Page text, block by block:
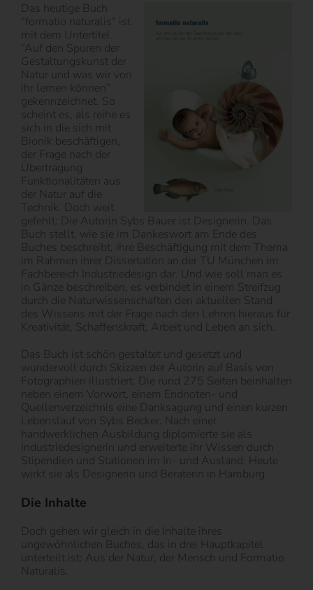
Das heutige Buch
“formatio naturalis“ ist
mit dem Untertitel
“Auf den Spuren der
Gestaltungskunst der
Natur und was wir von
ihr lernen können”
gekennzeichnet. So
scheint es, als reihe es
sich in die sich mit
Bionik beschäftigen,
der Frage nach der
Übertragung
Funktionalitäten aus
der Natur auf die
Technik. Doch weit
gefehlt: Die Autorin Sybs Bauer ist Designerin. Das
Buch stellt, wie sie im Dankeswort am Ende des
Buches beschreibt, ihre Beschäftigung mit dem Thema
im Rahmen ihrer Dissertation an der TU München im
Fachbereich Industriedesign dar. Und wie soll man es
in Gänze beschreiben, es verbindet in einem Streifzug
durch die Naturwissenschaften den aktuellen Stand
des Wissens mit der Frage nach den Lehren hieraus für
Kreativität, Schaffenskraft, Arbeit und Leben an sich.
Das Buch ist schön gestaltet und gesetzt und
wundervoll durch Skizzen der Autorin auf Basis von
Fotographien illustriert. Die rund 275 Seiten beinhalten
neben einem Vorwort, einem Endnoten- und
Quellenverzeichnis eine Danksagung und einen kurzen
Lebenslauf von Sybs Becker. Nach einer
handwerklichen Ausbildung diplomierte sie als
Industriedesignerin und erweiterte ihr Wissen durch
Stipendien und Stationen im In- und Ausland. Heute
wirkt sie als Designerin und Beraterin in Hamburg.
Die Inhalte
Doch gehen wir gleich in die Inhalte ihres
ungewöhnlichen Buches, das in drei Hauptkapitel
unterteilt ist: Aus der Natur, der Mensch und Formatio
Naturalis.